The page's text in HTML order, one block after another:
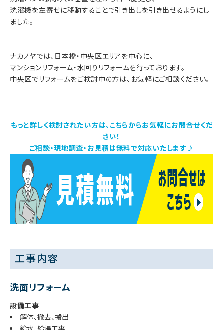
洗濯機を左寄せに移動することで引き出しを引き出せるようにし
ました。
ナカノヤでは、日本橋・中央区エリアを中心に、
マンションリフォーム・水回りリフォームを行っております。
中央区でリフォームをご検討中の方は、お気軽にご相談ください。
もっと詳しく検討されたい方は、こちらからお気軽にお問合せくだ
さい！
ご相談・現地調査・お見積は無料で対応いたします♪
工事内容
洗面リフォーム
設備工事
解体、撤去、搬出